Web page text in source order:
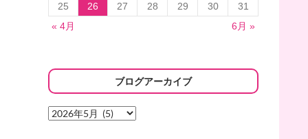
25
26 27 28 29 30
31
« 4月
6月 »
ブログアーカイブ
ブ
ロ